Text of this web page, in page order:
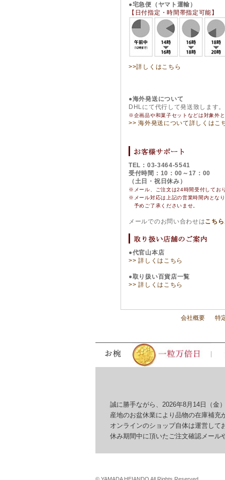
●宅急便（ヤマト運輸）
【日付指定・時間帯指定可能】
>>詳しくはこちら
●海外発送について
DHLにて代行して発送致します。
※企画品や和菓子セットなどは対象外
>> 海外発送について詳しくはこ
TEL：03-3464-5541
受付時間：10：00～17：00
（土日・祝日休み）
※メール、ご注文は24時間受付してお
※ メール対応は上記の営業時間内とな
予めご了承くださいませ。
メールでのお問い合わせはこちら
●代官山本店
>> 詳しくはこちら
●取り扱い百貨店一覧
>> 詳しくはこちら
会社概要 特
誠に勝手ながら、2026年8月14日（金）
産地のお盆休業により品物の在庫補充が
オンラインのショップ自体は運営して
休み期間中に頂いたご注文確認メール